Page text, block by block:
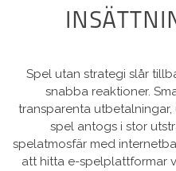
Spel utan strategi slår
snabba reaktioner.
transparenta utbetalningar,
spel antogs i stor
spelatmosfär med
att hitta e-spelplattformar